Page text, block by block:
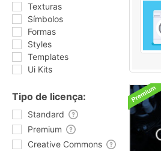
Texturas
Símbolos
Formas
Styles
Templates
Ui Kits
Tipo de licença:
Standard
Premium
Creative Commons